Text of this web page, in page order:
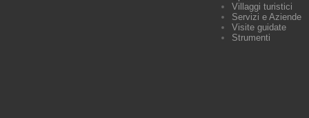
Villaggi turistici
Servizi e Aziende
Visite guidate
Strumenti